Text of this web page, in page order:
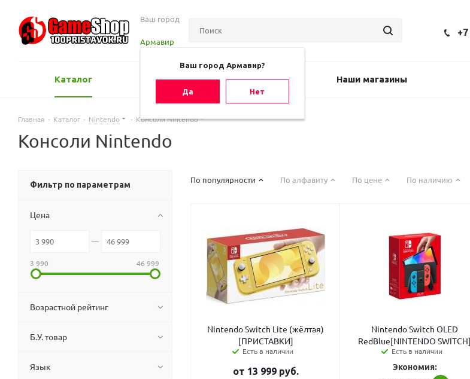
Ваш город
Армавир
Ваш город Армавир?
Да Нет
Каталог Оценить игру Наши магазины
Главная - Каталог - Nintendo - Консоли Nintendo
Консоли Nintendo
По популярности По алфавиту По цене По наличию
Nintendo Switch Lite (жёлтая)
[ПРИСТАВКИ]
Есть в наличии
от 13 999руб.
Nintendo Switch OLED
RedBlue[NINTENDO SWITCH]
Есть в наличии
Экономия:
Фильтр по параметрам
Цена
3 990 46 999
Возрастной рейтинг
Б.У. товар
Язык